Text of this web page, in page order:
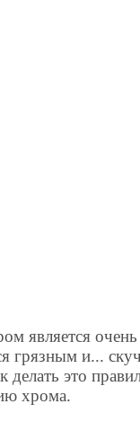
является
грязным и...
делать это
хрома.